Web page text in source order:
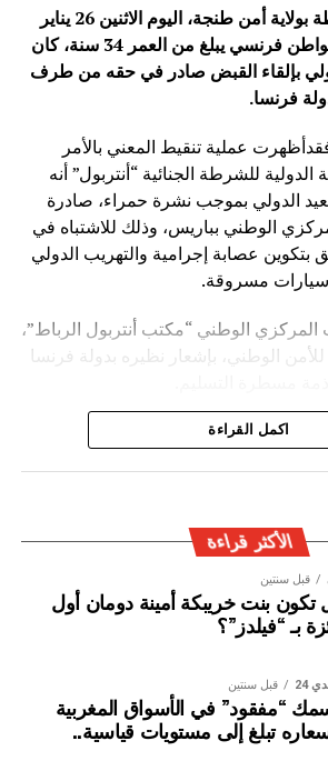
تمكنت عناصر الشرطة بولاية أمن طنجة، اليوم الاثنين 26 يناير
الجاري، من توقيف مواطن فرنسي يبلغ من العمر 34 سنة، كان
بإلقاء القبض صادر في حقه من طرف
فرنسا.
عملية تنقيط المعني بالأمر
الدولية للشرطة الجنائية “أنتربول” أنه
الدولي بموجب نشرة حمراء، صادرة
الوطني بباريس، وذلك للاشتباه في
عصابة إجرامية والتهريب الدولي
سيارات مسروقة.
الوطني “مكتب أنتربول الرباط”،
للأمن الوطني، بإشعار نظيره بدولة فرنسا
في سياق التزام المصالح الأمنية
التعاون الأمني الدولي، خصوصا ملاحقة
اكمل القراءة
الأكثر قراءة
قبل سنتين
تكون بنت خريبكة أمينة دومان أول
بـ “فيلدز”؟
24 قبل سنتين
“مفقود” في الأسواق المغربية
تبلغ إلى مستويات قياسية..